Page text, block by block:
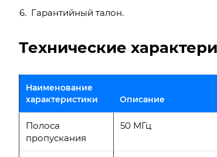
Гарантийный талон.
Технические
Наименование
характеристики
Описание
Полоса
пропускания
50 МГц